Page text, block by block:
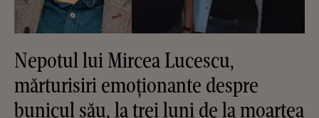
Nepotul lui Mircea Lucescu,
mărturisiri emoționante despre
bunicul său, la trei luni de la moartea